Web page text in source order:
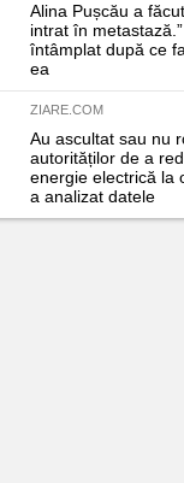
Alina Pușcău a
intrat în
întâmplat după ce
ea
ZIARE.COM
Au ascultat sau nu
autorităților de a
energie electrică la
a analizat datele